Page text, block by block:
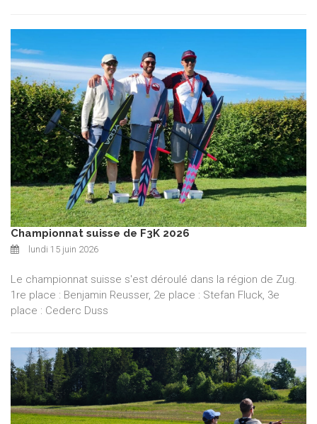
Championnat suisse de F3K 2026
lundi 15 juin 2026
Le championnat suisse s'est déroulé dans la région de Zug.
1re place : Benjamin Reusser, 2e place : Stefan Fluck, 3e
place : Cederc Duss